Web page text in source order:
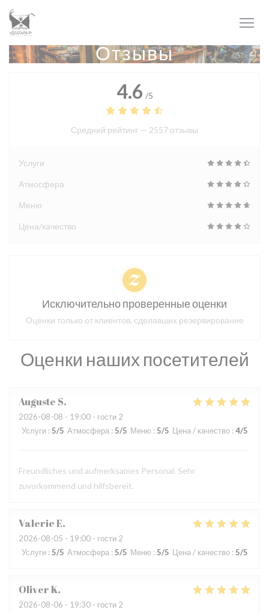
Панель управления cookies
Отзывы
Оценки наших посетителей
Auguste S
2026-08-08 - 19:00 - гости 2
Услуги : 5/5 Атмосфера : 5/5 Меню : 5/5 Цена / качество : 4/5
Freundliches und aufmerksames Personal. Sehr
zuvorkommend und hilfsbereit.
ValerieE
2026-08-05 - 19:00 - гости 2
Услуги : 5/5 Атмосфера : 5/5 Меню : 5/5 Цена / качество : 5/5
OliverK
2026-08-06 - 19:30 - гости 2
4.6 /5
Средний рейтинг — 2557 отзывы
Услуги
Атмосфера
Меню
Цена/качество
Исключительно проверенные оценки
Оценки только от клиентов, сделавших резервирование